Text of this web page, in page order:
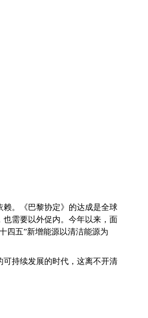
。
《巴黎协定》的达成是全球
需要以外促内。今年以来，面
四五”新增能源以清洁能源为
可持续发展的时代，这离不开清